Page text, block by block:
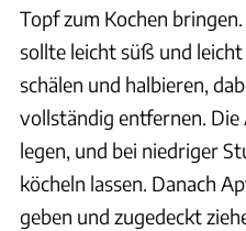
Topf zum Kochen
sollte leicht süß und
schälen und halbieren,
vollständig entfernen.
legen, und bei niedriger
köcheln lassen. Danach
geben und zugedeckt